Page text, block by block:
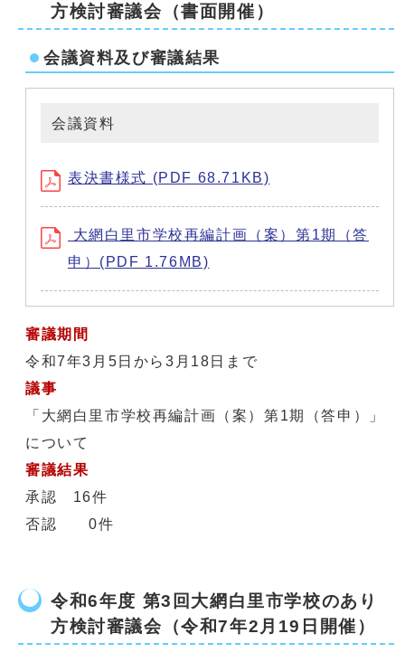
方検討審議会（書面開催）
会議資料及び審議結果
会議資料
表決書様式 (PDF 68.71KB)
大網白里市学校再編計画（案）第1期（答
申）(PDF 1.76MB)
審議期間
令和7年3月5日から3月18日まで
議事
「大網白里市学校再編計画（案）第1期（答申）」
について
審議結果
承認 16件
否認 0件
令和6年度 第3回大網白里市学校のあり
方検討審議会（令和7年2月19日開催）